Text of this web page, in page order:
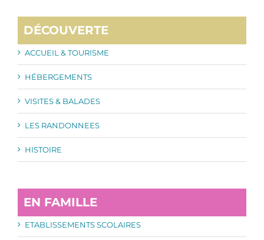
DÉCOUVERTE
ACCUEIL & TOURISME
HÉBERGEMENTS
VISITES & BALADES
LES RANDONNEES
HISTOIRE
EN FAMILLE
ETABLISSEMENTS SCOLAIRES